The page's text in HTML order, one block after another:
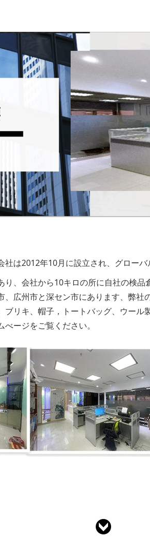
は2012年10月に設立され、グロー
、会社から10キロの所に自社の検品
広州市と深セン市にあります、 弊社
リキ、帽子，トートバッグ、ウー
ージをご覧ください。